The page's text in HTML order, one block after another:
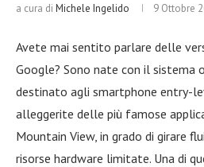
a cura di Michele Ingelido 9 Ottobre
Avete mai sentito parlare delle
Google? Sono nate con il sistema
destinato agli smartphone entry-
alleggerite delle più famose
Mountain View, in grado di girare
risorse hardware limitate. Una di